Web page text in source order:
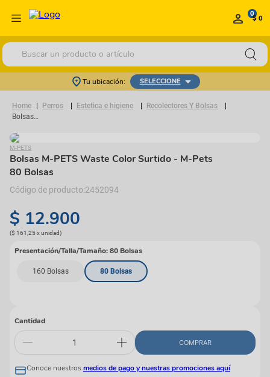
0$ 0
Buscar un producto o artículo
Tu ubicación: SELECCIONE
Perros Estetica e higiene
Recolectores Y Bolsas
Bolsas M-PETS Waste Color Surtido
M-PETS
Bolsas M-PETS Waste Color Surtido - M-Pets
80 Bolsas
2452094
$ 12.900
($ 161,25xunidad)
Presentación/Talla/Tamaño:80 Bolsas
160 Bolsas 80 Bolsas
Cantidad
COMPRAR
Conoce nuestros medios de pago y nuestras promociones aquí